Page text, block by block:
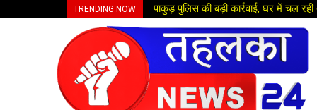
TRENDING NOW पाकुड़ पुलिस की बड़ी कार्रवाई, घर में चल